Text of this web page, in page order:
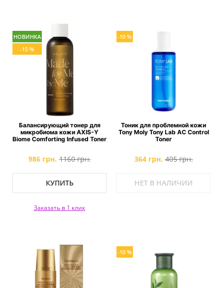
НОВИНКА
-15 %
Балансирующий тонер для
микробиома кожи AXIS-Y
Biome Comforting Infused Toner
986 грн. 1160 грн.
КУПИТЬ
Заказать в 1 клик
-10 %
Тоник для проблемной кожи
Tony Moly Tony Lab AC Control
Toner
364 грн. 405 грн.
НЕТ В НАЛИЧИИ
-10 %